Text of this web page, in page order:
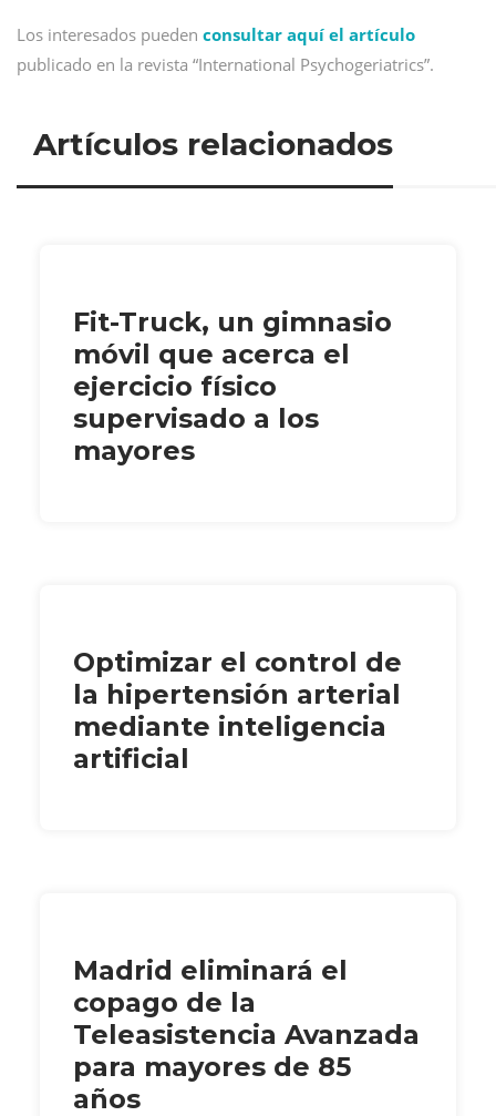
Los interesados pueden consultar aquí el artículo
publicado en la revista “International Psychogeriatrics”.
Artículos relacionados
Fit-Truck, un gimnasio
móvil que acerca el
ejercicio físico
supervisado a los
mayores
Optimizar el control de
la hipertensión arterial
mediante inteligencia
artificial
Madrid eliminará el
copago de la
Teleasistencia Avanzada
para mayores de 85
años